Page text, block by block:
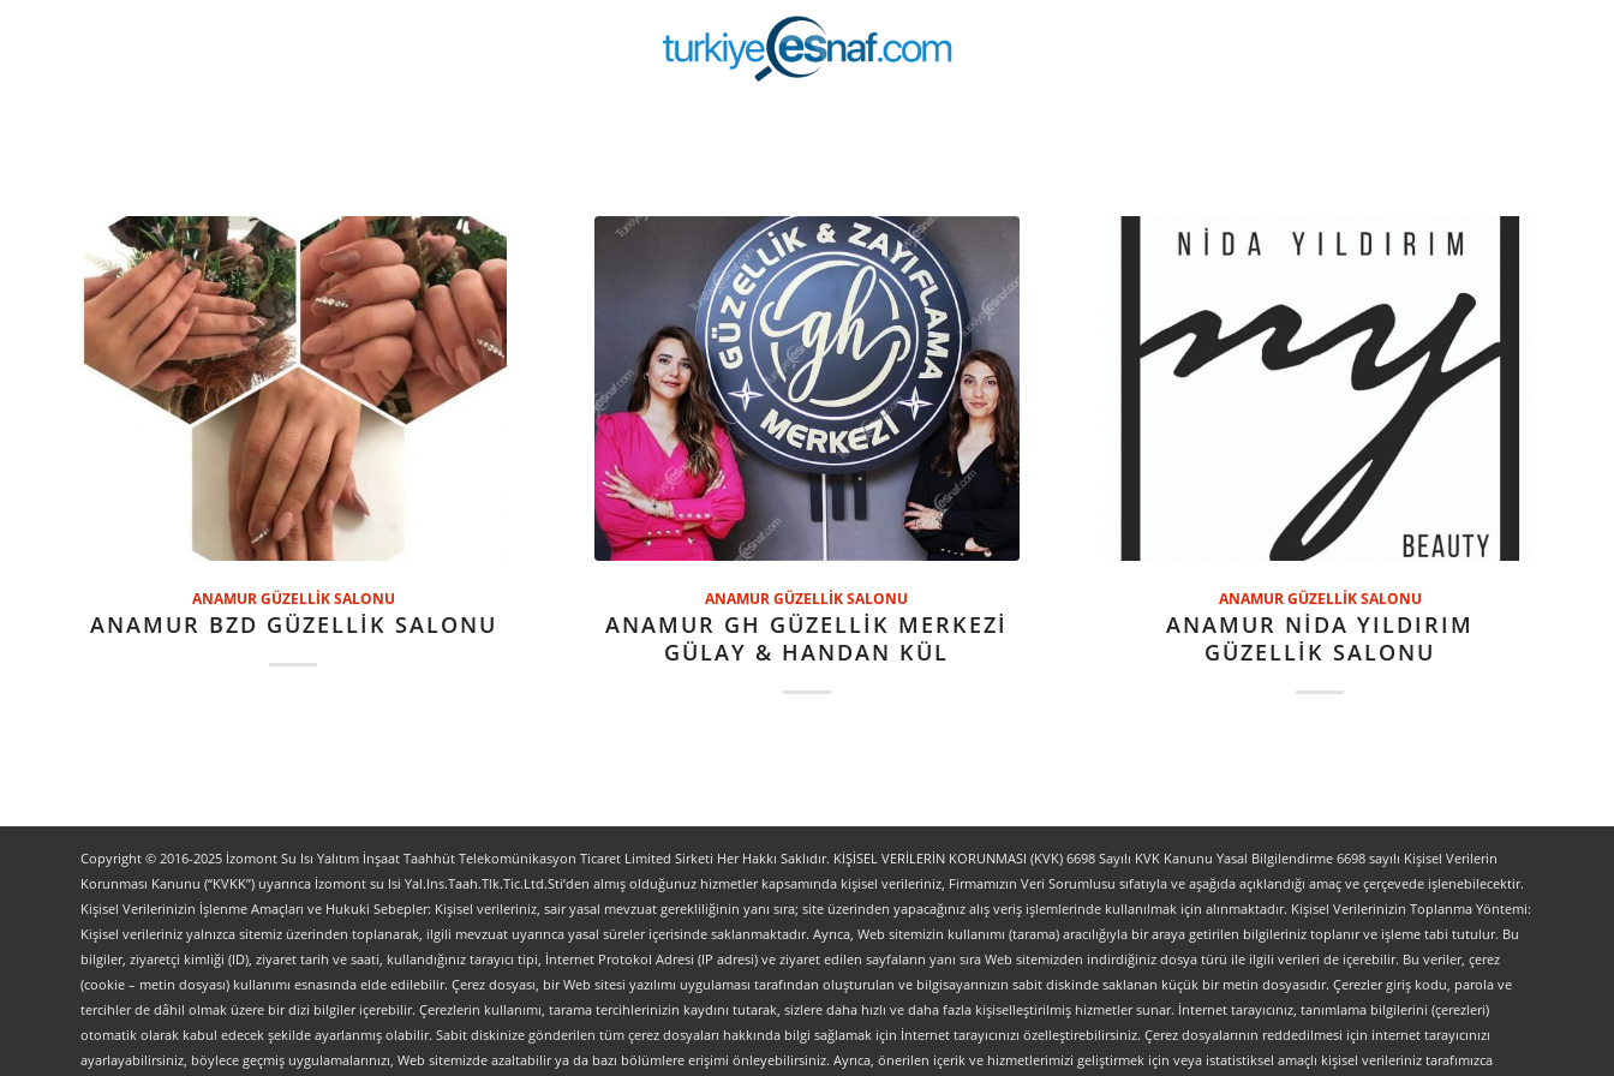
ANAMUR GÜZELLİK SALONU
ANAMUR BZD GÜZELLİK SALONU
ANAMUR GÜZELLİK SALONU
ANAMUR GH GÜZELLİK MERKEZİ
GÜLAY & HANDAN KÜL
ANAMUR GÜZELLİK SALONU
ANAMUR NİDA YILDIRIM
GÜZELLİK SALONU
Copyright © 2016-2025 İzomont Su Isı Yalıtım İnşaat Taahhüt Telekomünikasyon Ticaret Limited Sirketi Her Hakkı Saklıdır. KİŞİSEL VERİLERİN KORUNMASI (KVK) 6698 Sayılı KVK Kanunu Yasal Bilgilendirme 6698 sayılı Kişisel Verilerin
Korunması Kanunu (“KVKK”) uyarınca İzomont su Isi Yal.Ins.Taah.Tlk.Tic.Ltd.Sti’den almış olduğunuz hizmetler kapsamında kişisel verileriniz, Firmamızın Veri Sorumlusu sıfatıyla ve aşağıda açıklandığı amaç ve çerçevede işlenebilecektir.
Kişisel Verilerinizin İşlenme Amaçları ve Hukuki Sebepler: Kişisel verileriniz, sair yasal mevzuat gerekliliğinin yanı sıra; site üzerinden yapacağınız alış veriş işlemlerinde kullanılmak için alınmaktadır. Kişisel Verilerinizin Toplanma Yöntemi:
Kişisel verileriniz yalnızca sitemiz üzerinden toplanarak, ilgili mevzuat uyarınca yasal süreler içerisinde saklanmaktadır. Ayrıca, Web sitemizin kullanımı (tarama) aracılığıyla bir araya getirilen bilgileriniz toplanır ve işleme tabi tutulur. Bu
bilgiler, ziyaretçi kimliği (ID), ziyaret tarih ve saati, kullandığınız tarayıcı tipi, İnternet Protokol Adresi (IP adresi) ve ziyaret edilen sayfaların yanı sıra Web sitemizden indirdiğiniz dosya türü ile ilgili verileri de içerebilir. Bu veriler, çerez
(cookie – metin dosyası) kullanımı esnasında elde edilebilir. Çerez dosyası, bir Web sitesi yazılımı uygulaması tarafından oluşturulan ve bilgisayarınızın sabit diskinde saklanan küçük bir metin dosyasıdır. Çerezler giriş kodu, parola ve
tercihler de dâhil olmak üzere bir dizi bilgiler içerebilir. Çerezlerin kullanımı, tarama tercihlerinizin kaydını tutarak, sizlere daha hızlı ve daha fazla kişiselleştirilmiş hizmetler sunar. İnternet tarayıcınız, tanımlama bilgilerini (çerezleri)
otomatik olarak kabul edecek şekilde ayarlanmış olabilir. Sabit diskinize gönderilen tüm çerez dosyaları hakkında bilgi sağlamak için İnternet tarayıcınızı özelleştirebilirsiniz. Çerez dosyalarının reddedilmesi için internet tarayıcınızı
ayarlayabilirsiniz, böylece geçmiş uygulamalarınızı, Web sitemizde azaltabilir ya da bazı bölümlere erişimi önleyebilirsiniz. Ayrıca, önerilen içerik ve hizmetlerimizi geliştirmek için veya istatistiksel amaçlı kişisel verileriniz tarafımızca